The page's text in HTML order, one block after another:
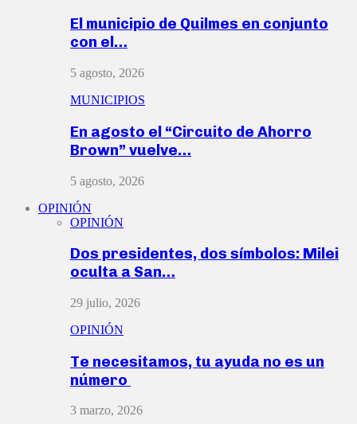
El municipio de Quilmes en conjunto
con el…
5 agosto, 2026
MUNICIPIOS
En agosto el “Circuito de Ahorro
Brown” vuelve…
5 agosto, 2026
OPINIÓN
OPINIÓN
Dos presidentes, dos símbolos: Milei
oculta a San…
29 julio, 2026
OPINIÓN
Te necesitamos, tu ayuda no es un
número
3 marzo, 2026